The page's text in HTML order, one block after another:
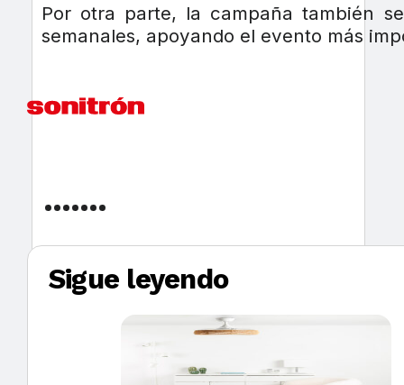
Por otra parte, la campaña también
semanales, apoyando el evento más
Sigue leyendo